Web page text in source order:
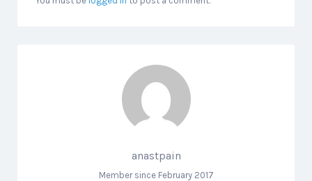
anastpain
Member since February 2017